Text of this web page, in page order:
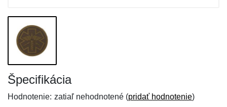
Špecifikácia
Hodnotenie: zatiaľ nehodnotené (pridať hodnotenie)